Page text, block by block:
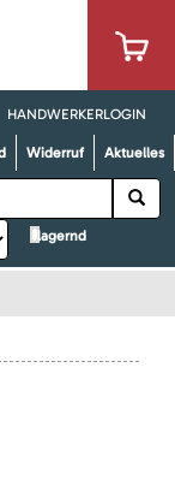
HANDWERKERLOGIN
Widerruf Aktuelles
lagernd